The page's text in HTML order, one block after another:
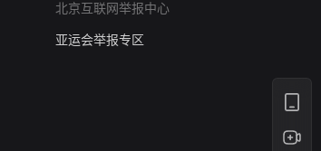
北京互联网举报中心
算法推荐专项举报
亚运会举报专区